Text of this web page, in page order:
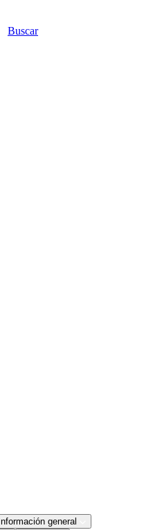
Buscar
Información general